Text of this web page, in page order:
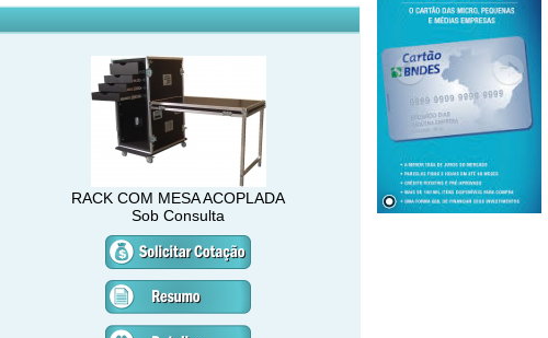
RACK COM MESA ACOPLADA
Sob Consulta